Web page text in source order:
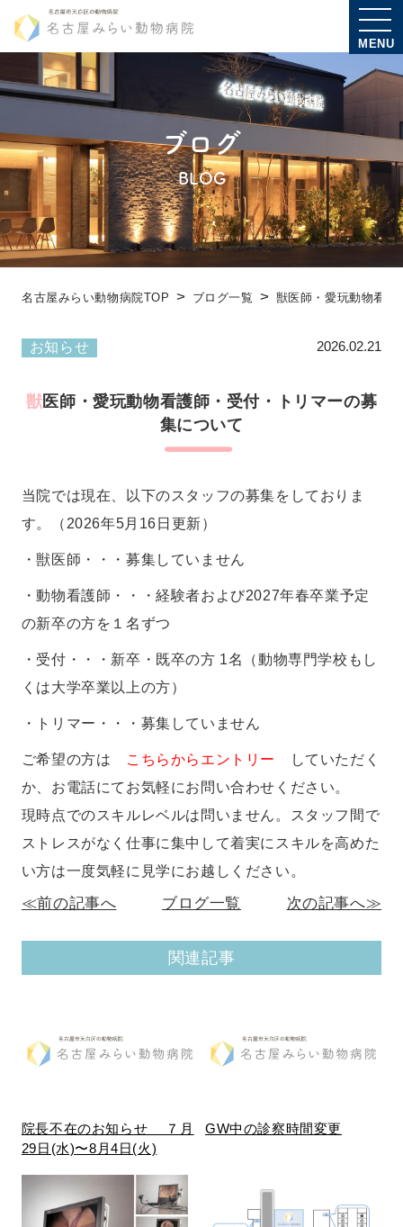
MENU
ブログ
BLOG
名古屋みらい動物病院TOP ブログ一覧 獣医師・愛玩動物看
お知らせ 2026.02.21
獣医師・愛玩動物看護師・受付・トリマーの募
集について
当院では現在、以下のスタッフの募集をしておりま
す。（2026年5月16日更新）
・獣医師・・・募集していません
・動物看護師・・・経験者および2027年春卒業予定
の新卒の方を１名ずつ
・受付・・・新卒・既卒の方 1名（動物専門学校もし
くは大学卒業以上の方）
・トリマー・・・募集していません
ご希望の方は こちらからエントリー
していただく
か、お電話にてお気軽にお問い合わせください。
現時点でのスキルレベルは問いません。スタッフ間で
ストレスがなく仕事に集中して着実にスキルを高めた
い方は一度気軽に見学にお越しください。
≪前の記事へ ブログ一覧 次の記事へ≫
関連記事
院長不在のお知らせ ７月
29日(水)〜8月4日(火)
GW中の診察時間変更